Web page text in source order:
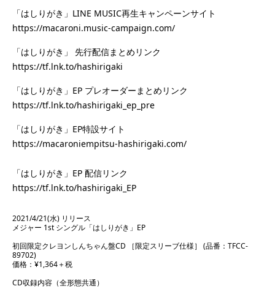
「はしりがき」LINE MUSIC再生キャンペーンサイト
https://macaroni.music-campaign.com/
「はしりがき」 先行配信まとめリンク
https://tf.lnk.to/hashirigaki
「はしりがき」EP プレオーダーまとめリンク
https://tf.lnk.to/hashirigaki_ep_pre
「はしりがき」EP特設サイト
https://macaroniempitsu-hashirigaki.com/
「はしりがき」EP 配信リンク
https://tf.lnk.to/hashirigaki_EP
2021/4/21(水) リリース
メジャー 1st シングル「はしりがき」EP
初回限定クレヨンしんちゃん盤CD ［限定スリーブ仕様］ (品番：TFCC-
89702)
価格：¥1,364＋税
CD収録内容（全形態共通）